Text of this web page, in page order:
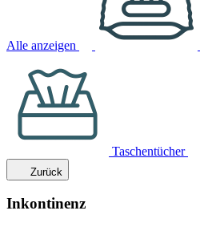
Alle anzeigen
Taschentücher
Zurück
Inkontinenz